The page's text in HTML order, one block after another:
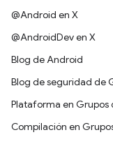
@Android en X
@AndroidDev en X
Blog de Android
Blog de seguridad de
Plataforma en Grupos
Compilación en